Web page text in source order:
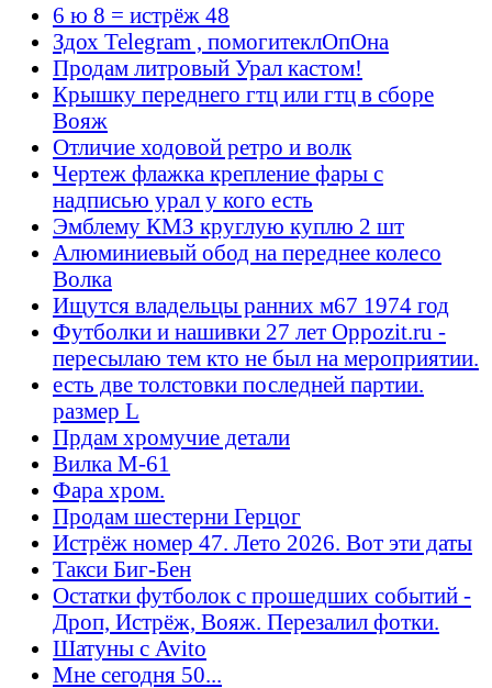
6 ю 8 = истрёж 48
Здох Telegram , помогитеклОпОна
Продам литровый Урал кастом!
Крышку переднего гтц или гтц в сборе
Вояж
Отличие ходовой ретро и волк
Чертеж флажка крепление фары с
надписью урал у кого есть
Эмблему КМЗ круглую куплю 2 шт
Алюминиевый обод на переднее колесо
Волка
Ищутся владельцы ранних м67 1974 год
Футболки и нашивки 27 лет Oppozit.ru -
пересылаю тем кто не был на мероприятии.
есть две толстовки последней партии.
размер L
Прдам хромучие детали
Вилка М-61
Фара хром.
Продам шестерни Герцог
Истрёж номер 47. Лето 2026. Вот эти даты
Такси Биг-Бен
Остатки футболок с прошедших событий -
Дроп, Истрёж, Вояж. Перезалил фотки.
Шатуны с Avito
Мне сегодня 50...